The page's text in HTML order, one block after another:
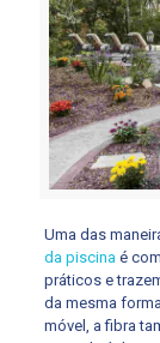
Uma das
da piscina é
práticos e
da mesma
móvel, a fibra